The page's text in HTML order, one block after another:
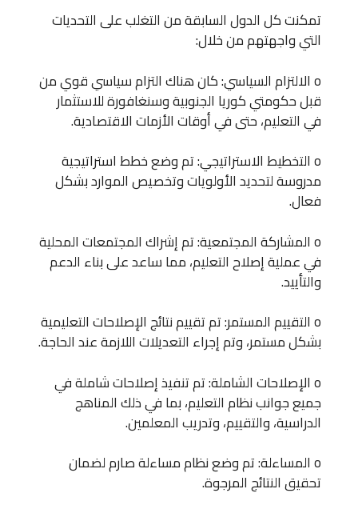
تمكنت كل الدول السابقة من التغلب على التحديات
التي واجهتهم من خلال:
o الالتزام السياسي: كان هناك التزام سياسي قوي من
قبل حكومتي كوريا الجنوبية وسنغافورة للاستثمار
في التعليم، حتى في أوقات الأزمات الاقتصادية.
o التخطيط الاستراتيجي: تم وضع خطط استراتيجية
مدروسة لتحديد الأولويات وتخصيص الموارد بشكل
فعال.
o المشاركة المجتمعية: تم إشراك المجتمعات المحلية
في عملية إصلاح التعليم، مما ساعد على بناء الدعم
والتأييد.
o التقييم المستمر: تم تقييم نتائج الإصلاحات التعليمية
بشكل مستمر، وتم إجراء التعديلات اللازمة عند الحاجة.
o الإصلاحات الشاملة: تم تنفيذ إصلاحات شاملة في
جميع جوانب نظام التعليم، بما في ذلك المناهج
الدراسية، والتقييم، وتدريب المعلمين.
o المساءلة: تم وضع نظام مساءلة صارم لضمان
تحقيق النتائج المرجوة.